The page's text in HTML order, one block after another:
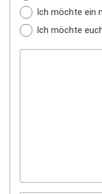
Ich möchte ein
Ich möchte